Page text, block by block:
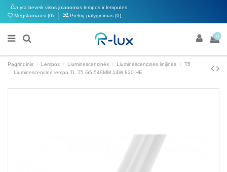
Čia yra beveik visos įmanomos lempos ir lemputės
Mėgstamiausi (0) Prekių palyginimas (0)
0
Pagrindinis Lempos Liuminescencinės Liuminescencinės linijinės
T5
Liuminescencinė lempa TL T5 G5 549MM 14W 830 HE